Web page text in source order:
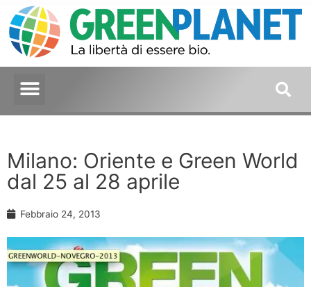
Milano: Oriente e Green World
dal 25 al 28 aprile
Febbraio 24, 2013